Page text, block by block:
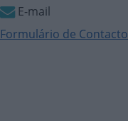
E-mail
Formulário de Contacto